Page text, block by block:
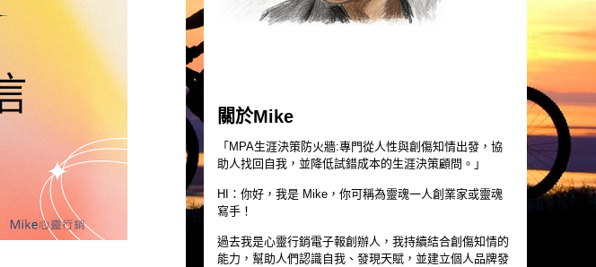
關於Mike
「MPA生涯決策防火牆:專門從人性與創傷知情出發，協
助人找回自我，並降低試錯成本的生涯決策顧問。」
HI：你好，我是 Mike，你可稱為靈魂一人創業家或靈魂
寫手！
過去我是心靈行銷電子報創辦人，我持續結合創傷知情的
能力，幫助人們認識自我、發現天賦，並建立個人品牌發